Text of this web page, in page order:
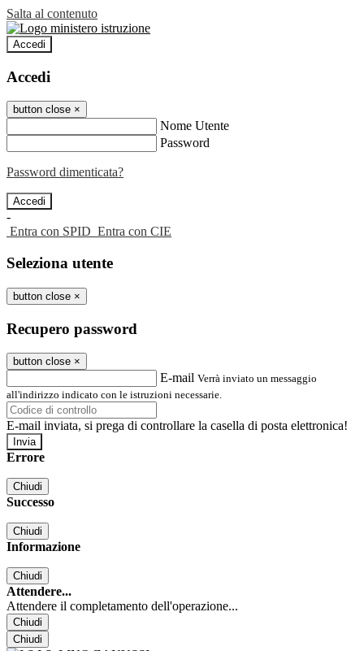
Salta al contenuto
Accedi
Accedi
button close ×
Nome Utente
Password
Password dimenticata?
-
Entra con SPID Entra con CIE
Seleziona utente
button close ×
Recupero password
button close ×
E-mail Verrà inviato un messaggio
all'indirizzo indicato con le istruzioni necessarie.
E-mail inviata, si prega di controllare la casella di posta elettronica!
Errore
Chiudi
Successo
Chiudi
Informazione
Chiudi
Attendere...
Attendere il completamento dell'operazione...
Chiudi
Chiudi